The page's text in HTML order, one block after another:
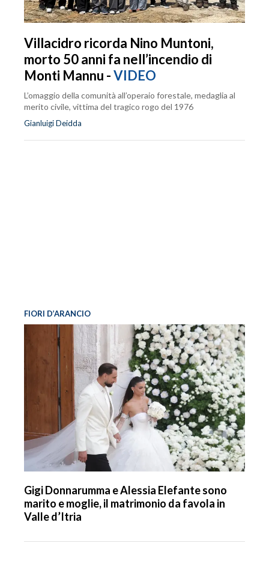
Villacidro ricorda Nino Muntoni,
morto 50 anni fa nell’incendio di
Monti Mannu -VIDEO
L’omaggio della comunità all’operaio forestale, medaglia al
merito civile, vittima del tragico rogo del 1976
Gianluigi Deidda
FIORI D’ARANCIO
Gigi Donnarumma e Alessia Elefante sono
marito e moglie, il matrimonio da favola in
Valle d’Itria